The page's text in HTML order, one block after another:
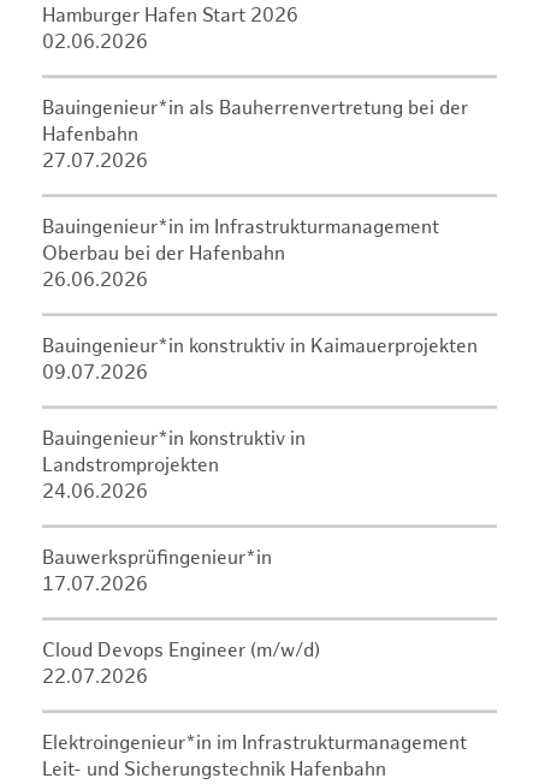
Hamburger Hafen Start 2026
02.06.2026
Bauingenieur*in als Bauherrenvertretung bei der
Hafenbahn
27.07.2026
Bauingenieur*in im Infrastrukturmanagement
Oberbau bei der Hafenbahn
26.06.2026
Bauingenieur*in konstruktiv in Kaimauerprojekten
09.07.2026
Bauingenieur*in konstruktiv in
Landstromprojekten
24.06.2026
Bauwerksprüfingenieur*in
17.07.2026
Cloud Devops Engineer (m/w/d)
22.07.2026
Elektroingenieur*in im Infrastrukturmanagement
Leit- und Sicherungstechnik Hafenbahn